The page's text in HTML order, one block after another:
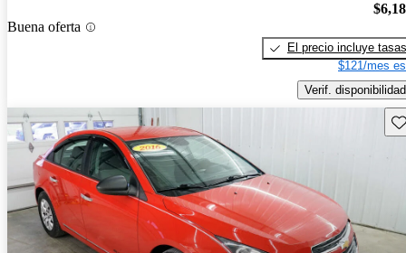
Buena oferta
El precio incluye tasas
$121/mes
Verif. disponibilidad